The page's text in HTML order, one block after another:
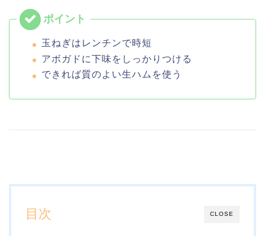
玉ねぎはレンチンで時短
アボガドに下味をしっかりつける
できれば質のよい生ハムを使う
CLOSE
目次